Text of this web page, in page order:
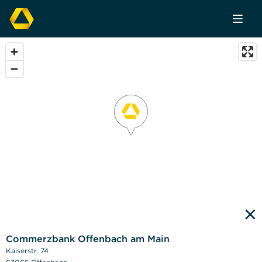
×
Commerzbank Offenbach am Main
Kaiserstr. 74